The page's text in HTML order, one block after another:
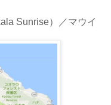
Sunrise）／マウイ